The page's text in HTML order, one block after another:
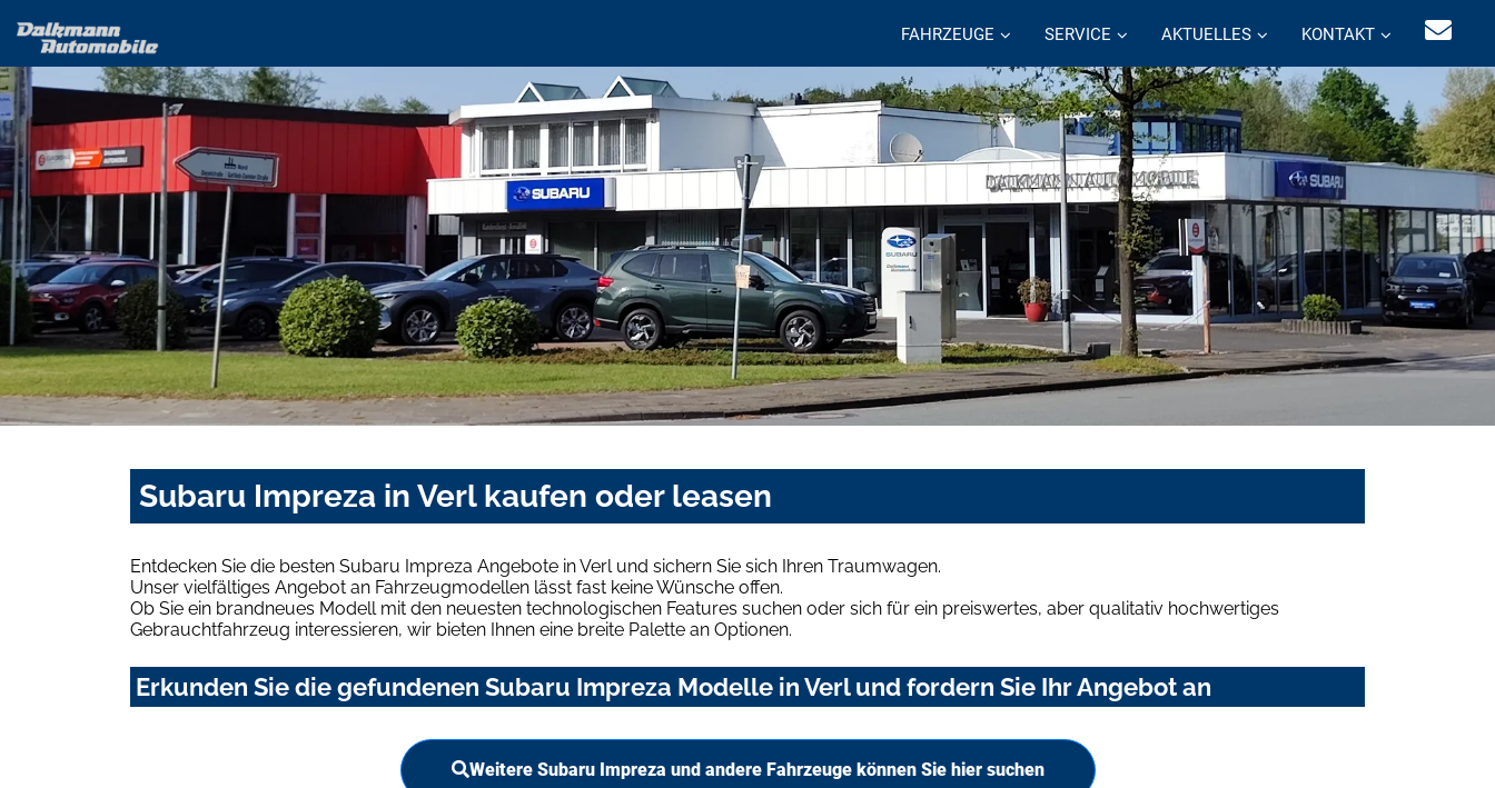
FAHRZEUGE SERVICE AKTUELLES KONTAKT
Subaru Impreza in Verl kaufen oder leasen
Entdecken Sie die besten Subaru Impreza Angebote in Verl und sichern Sie sich Ihren Traumwagen.
Unser vielfältiges Angebot an Fahrzeugmodellen lässt fast keine Wünsche offen.
Ob Sie ein brandneues Modell mit den neuesten technologischen Features suchen oder sich für ein preiswertes, aber qualitativ hochwertiges
Gebrauchtfahrzeug interessieren, wir bieten Ihnen eine breite Palette an Optionen.
Erkunden Sie die gefundenen Subaru Impreza Modelle in Verl und fordern Sie Ihr Angebot an
Weitere Subaru Impreza und andere Fahrzeuge können Sie hier suchen